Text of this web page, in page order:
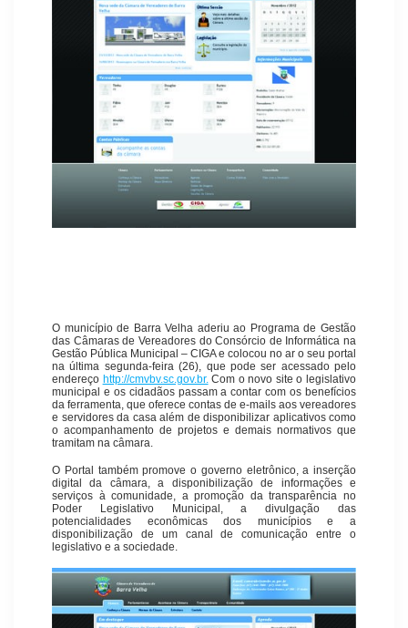
O município de Barra Velha aderiu ao Programa de Gestão
das Câmaras de Vereadores do Consórcio de Informática na
Gestão Pública Municipal – CIGA e colocou no ar o seu portal
na última segunda-feira (26), que pode ser acessado pelo
endereço http://cmvbv.sc.gov.br.Com o novo site o legislativo
municipal e os cidadãos passam a contar com os benefícios
da ferramenta, que oferece contas de e-mails aos vereadores
e servidores da casa além de disponibilizar aplicativos como
o acompanhamento de projetos e demais normativos que
tramitam na câmara.
O Portal também promove o governo eletrônico, a inserção
digital da câmara, a disponibilização de informações e
serviços à comunidade, a promoção da transparência no
Poder Legislativo Municipal, a divulgação das
potencialidades econômicas dos municípios e a
disponibilização de um canal de comunicação entre o
legislativo e a sociedade.